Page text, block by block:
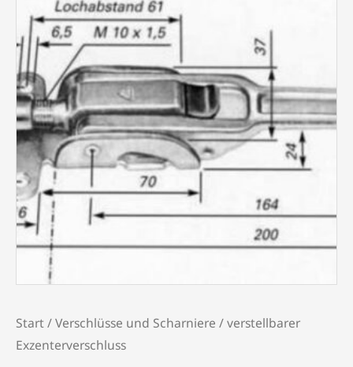
Start/Verschlüsse und Scharniere / verstellbarer
Exzenterverschluss